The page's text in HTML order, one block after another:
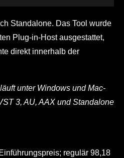
Standalone. Das Tool wurde
Plug-in-Host ausgestattet,
direkt innerhalb der
unter Windows und Mac-
3, AU, AAX und Standalone
regulär 98,18